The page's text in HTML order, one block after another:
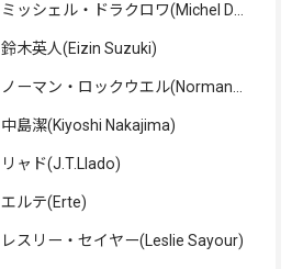
ミッシェル・ドラクロワ(Michel Delacroix)
鈴木英人(Eizin Suzuki)
ノーマン・ロックウエル(Norman Rockwell)
中島潔(Kiyoshi Nakajima)
リャド(J.T.Llado)
エルテ(Erte)
レスリー・セイヤー(Leslie Sayour)